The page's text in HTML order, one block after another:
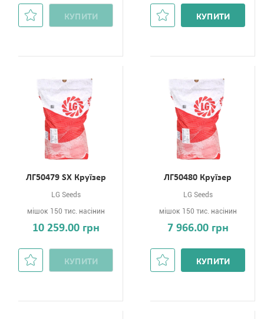
КУПИТИ КУПИТИ
ЛГ50479 SХ Круїзер
LG Seeds
мішок 150 тис. насінин
10 259.00 грн
КУПИТИ
ЛГ50480 Круїзер
LG Seeds
мішок 150 тис. насінин
7 966.00 грн
КУПИТИ